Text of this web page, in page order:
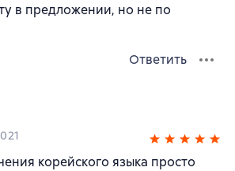
в предложении, но не по
Ответить
корейского языка просто